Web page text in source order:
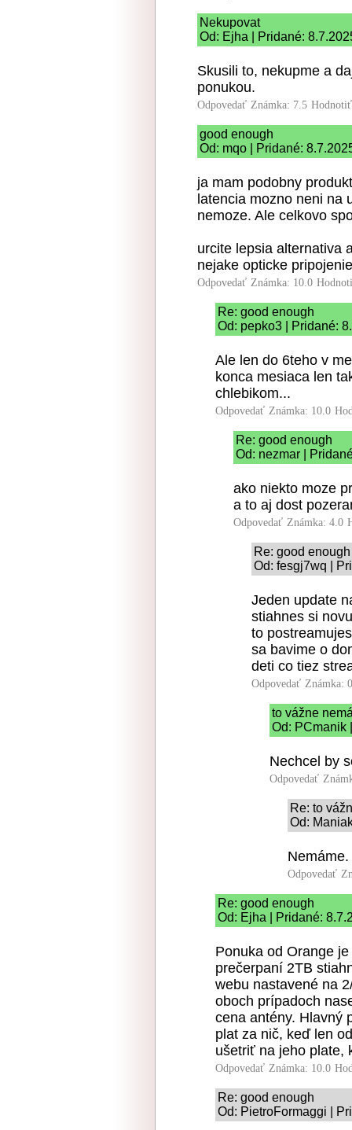
Nekupovat
Od: Ejha | Pridané:
Skusili to, nekupme a
ponukou.
Odpovedať Známka: 7.5
good enough
Od: mqo | Pridané:
ja mam podobny
latencia mozno neni na
nemoze. Ale celkovo
urcite lepsia alternativa
nejake opticke
Odpovedať Známka: 10.0
Re: good enough
Od: pepko3 | Pridané:
Ale len do 6teho v
konca mesiaca len
chlebikom...
Odpovedať Známka: 10.0
Re: good enough
Od: nezmar |
ako niekto moze
a to aj dost
Odpovedať Známka: 4.0
Re: good enough
Od: fesgj7wq |
Jeden update
stiahnes si
to
sa bavime o
deti co tiez
Odpovedať Známka:
to vážne
Od: PCmanik
Nechcel by
Odpovedať
Re: to
Od:
Odpovedať
Re: good enough
Od: Ejha | Pridané:
Ponuka od Orange
prečerpaní 2TB
webu nastavené na
oboch prípadoch
cena antény. Hlavný
plat za nič, keď len
ušetriť na jeho plate,
Odpovedať Známka: 10.0
Re: good enough
Od: PietroFormaggi |